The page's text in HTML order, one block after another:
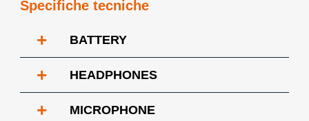
Specifiche tecniche
+ BATTERY
+ HEADPHONES
+ MICROPHONE